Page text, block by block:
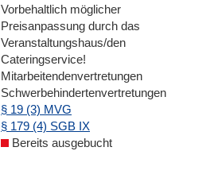
Vorbehaltlich möglicher
Preisanpassung durch das
Veranstaltungshaus/den
Cateringservice!
Mitarbeitendenvertretungen
Schwerbehindertenvertretungen
§ 19 (3) MVG
§ 179 (4) SGB IX
Bereits ausgebucht